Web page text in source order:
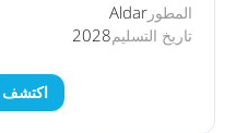
المطور Aldar
تاريخ التسليم2028
اكتشف